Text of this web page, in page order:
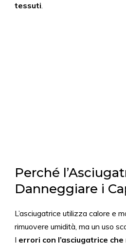
tessuti.
Perché
Danneggiare i
L’asciugatrice utilizza calore e
rimuovere umidità, ma un uso
I errori con l’asciugatrice